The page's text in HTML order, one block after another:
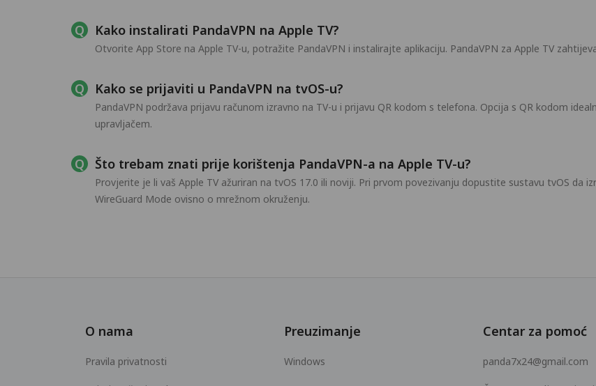
Kako instalirati PandaVPN na Apple TV?
Otvorite App Store na Apple TV-u, potražite PandaVPN i instalirajte aplikaciju. PandaVPN za Apple TV
Kako se prijaviti u PandaVPN na tvOS-u?
PandaVPN podržava prijavu računom izravno na TV-u i prijavu QR kodom s telefona. Opcija s QR kodom
upravljačem.
Što trebam znati prije korištenja PandaVPN-a na Apple TV-u?
Provjerite je li vaš Apple TV ažuriran na tvOS 17.0 ili noviji. Pri prvom povezivanju dopustite sustavu tvOS da
WireGuard Mode ovisno o mrežnom okruženju.
O nama
Pravila privatnosti
Preuzimanje
Windows
Centar za pomoć
panda7x24@gmail.com